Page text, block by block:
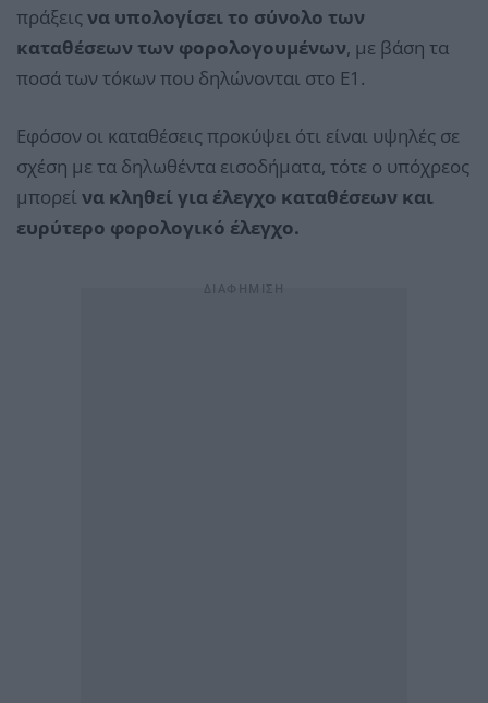
πράξεις να υπολογίσει το σύνολο των
καταθέσεων των φορολογουμένων, με βάση τα
ποσά των τόκων που δηλώνονται στο Ε1.
Εφόσον οι καταθέσεις προκύψει ότι είναι υψηλές σε
σχέση με τα δηλωθέντα εισοδήματα, τότε ο υπόχρεος
μπορεί να κληθεί για έλεγχο καταθέσεων και
ευρύτερο φορολογικό έλεγχο.